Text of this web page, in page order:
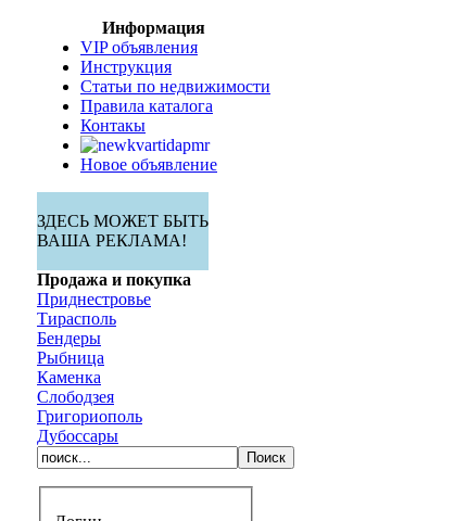
Информация
VIP объявления
Инструкция
Статьи по недвижимости
Правила каталога
Контакы
Новое объявление
ЗДЕСЬ МОЖЕТ БЫТЬ
ВАША РЕКЛАМА!
Продажа и покупка
Приднестровье
Тирасполь
Бендеры
Рыбница
Каменка
Слободзея
Григориополь
Дубоссары